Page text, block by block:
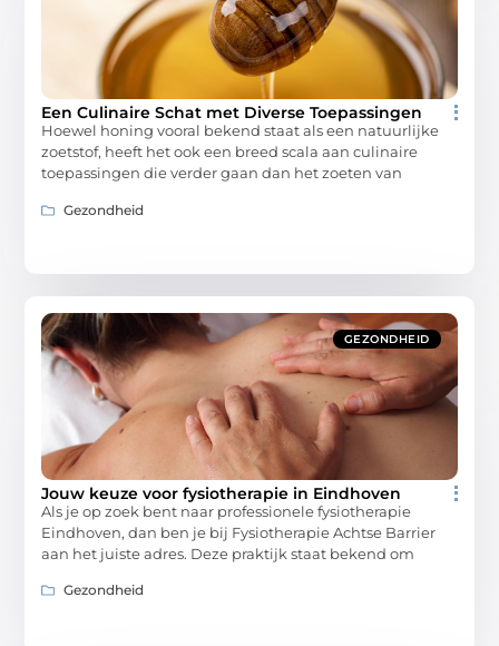
Een Culinaire Schat met Diverse Toepassingen
Hoewel honing vooral bekend staat als een natuurlijke
zoetstof, heeft het ook een breed scala aan culinaire
toepassingen die verder gaan dan het zoeten van
Gezondheid
GEZONDHEID
Jouw keuze voor fysiotherapie in Eindhoven
Als je op zoek bent naar professionele fysiotherapie
Eindhoven, dan ben je bij Fysiotherapie Achtse Barrier
aan het juiste adres. Deze praktijk staat bekend om
Gezondheid